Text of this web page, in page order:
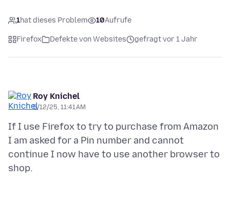
1hat dieses Problem 10Aufrufe
Firefox Defekte von Websites gefragt vor 1 Jahr
Roy Knichel
5/12/25, 11:41 AM
If I use Firefox to try to purchase from Amazon
I am asked for a Pin number and cannot
continue I now have to use another browser to